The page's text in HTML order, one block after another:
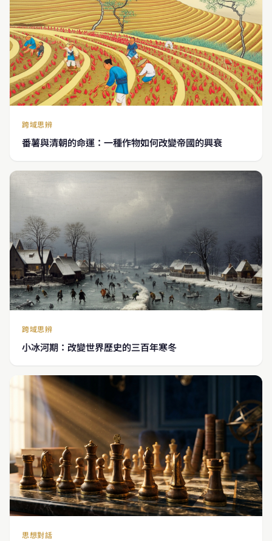
跨域思辨
番薯與清朝的命運：一種作物如何改變帝國的興衰
跨域思辨
小冰河期：改變世界歷史的三百年寒冬
思想對話